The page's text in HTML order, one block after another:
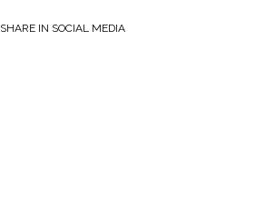
SHARE IN SOCIAL MEDIA